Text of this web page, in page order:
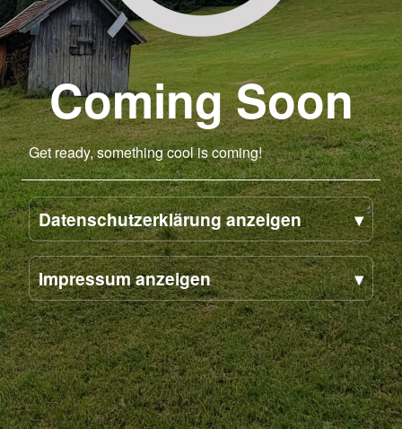
Coming Soon
Get ready, something cool is coming!
Datenschutzerklärung anzeigen
Impressum anzeigen